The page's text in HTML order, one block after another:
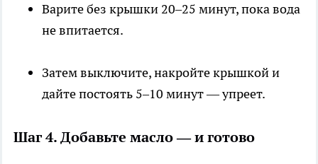
Варите без крышки 20–25 минут, пока вода
не впитается.
Затем выключите, накройте крышкой и
дайте постоять 5–10 минут — упреет.
Шаг 4. Добавьте масло — и готово